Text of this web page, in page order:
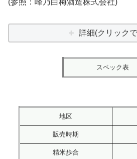
(参照：峰乃白梅酒造株式会社)
詳細(クリック
スペック表
地区
販売時期
精米歩合